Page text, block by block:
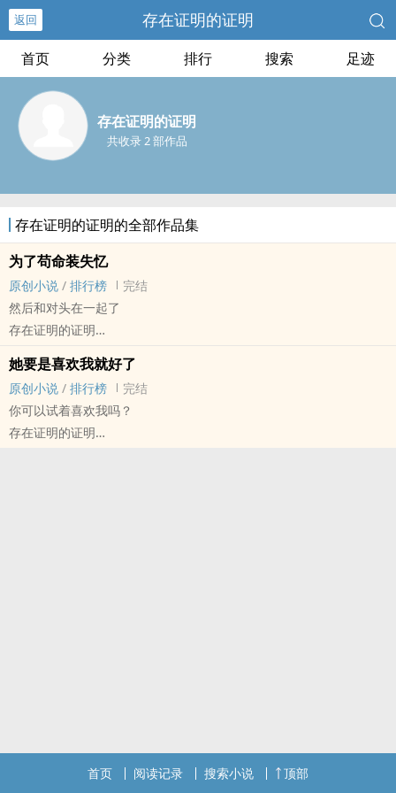
返回 存在证明的证明
首页 分类 排行 搜索 足迹
存在证明的证明
共收录 2 部作品
存在证明的证明的全部作品集
为了苟命装失忆
原创小说 / 排行榜
完结
然后和对头在一起了
存在证明的证明
小甜饼 - 互攻
她要是喜欢我就好了
原创小说 / 排行榜
完结
你可以试着喜欢我吗？
存在证明的证明
首页 阅读记录 搜索小说 顶部